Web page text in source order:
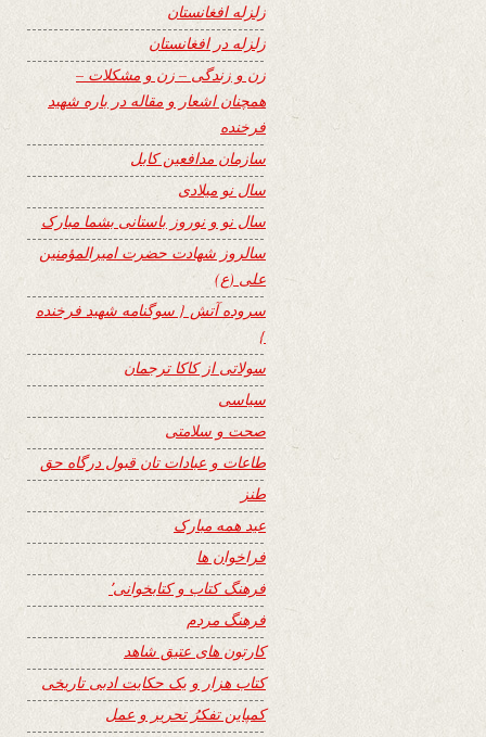
زلزله افغانستان
زلزله در افغانستان
زن و زندگی – زن و مشکلات –
همچنان اشعار و مقاله در باره شهید
فرخنده
سازمان مدافعین کابل
سال نو میلادی
سال نو و نوروز باستانی بشما مبارک
سالروز شهادت حضرت امیرالمؤمنین
علی (ع)
سروده آتش { سوگنامه شهید فرخنده
}
سولاتی از کاکا ترجمان
سیاسی
صحت و سلامتی
طاعات و عبادات تان قبول درگاه حق
طنز
عید همه مبارک
فراخوان ها
فرهنگ کتاب و کتابخوانی٬
فرهنگ مردم
کارتون های عتیق شاهد
کتاب هزار و یک حکایت ادبی تاریخی
کمپاین تفکرُ تحریر و عمل